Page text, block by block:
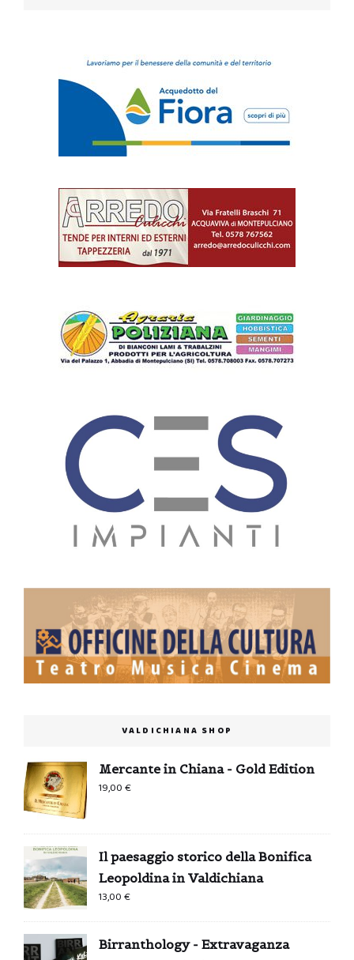
VALDICHIANA SHOP
Mercante in Chiana - Gold Edition
19,00€
Il paesaggio storico della Bonifica
Leopoldina in Valdichiana
13,00€
Birranthology - Extravaganza